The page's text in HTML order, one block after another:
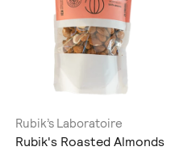
Rubik’s Laboratoire
Rubik's Roasted Almonds